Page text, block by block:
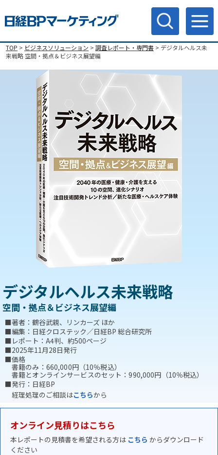
TOP > ビジネスソリューション > 調査レポート・専門書 > デジタルヘルス未
来戦略 空間・拠点＆ビジネス展望編
デジタルヘルス未来戦略
空間・拠点＆ビジネス展望編
■著者：鶴谷武親、リンカーズ ほか
■編集：日経クロステック／日経BP 総合研究所
■レポート：A4判、約500ページ
■2025年11月28日発行
■価格
書籍のみ：660,000円（10％税込）
書籍とオンラインサービスのセット：990,000円（10％税込）
■発行：日経BP
経理処理のご相談はこちらから
オンライン見積りはこちら
本レポートの見積書を希望される方は こちら からダウンロード
ください